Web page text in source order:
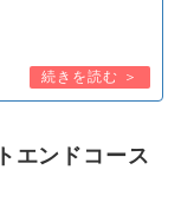
エンドコース